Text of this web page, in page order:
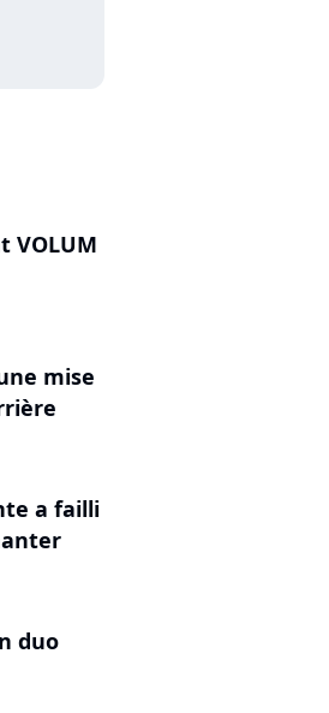
VOLUM
mise
a failli
duo